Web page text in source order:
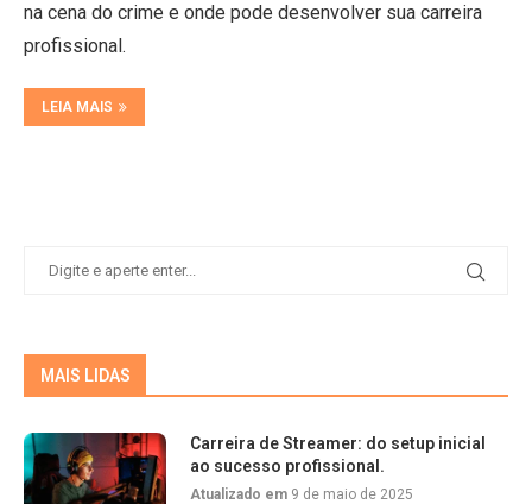
na cena do crime e onde pode desenvolver sua carreira
profissional.
LEIA MAIS
MAIS LIDAS
Carreira de Streamer: do setup inicial
ao sucesso profissional.
Atualizado em 9 de maio de 2025